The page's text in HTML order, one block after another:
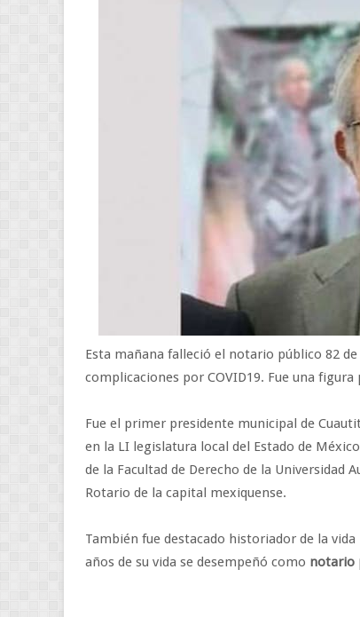
Esta mañana falleció el notario público 82 de
complicaciones por COVID19. Fue una
Fue el primer presidente municipal de
en la LI legislatura local del Estado de
de la Facultad de Derecho de la Universidad
Rotario de la capital mexiquense.
También fue destacado historiador de la
años de su vida se desempeñó como notario